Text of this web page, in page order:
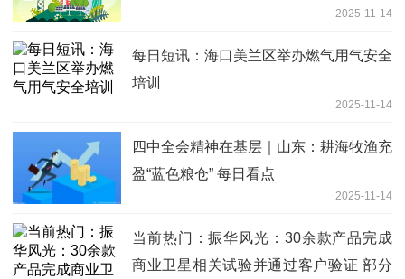
2025-11-14
每日短讯：海口美兰区举办燃气用气安全
培训
2025-11-14
四中全会精神在基层｜山东：耕海牧渔充
盈“蓝色粮仓” 每日看点
2025-11-14
当前热门：振华风光：30余款产品完成
商业卫星相关试验并通过客户验证 部分